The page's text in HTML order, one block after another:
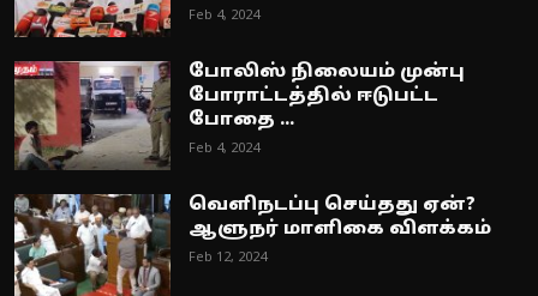
Feb 4, 2024
போலிஸ் நிலையம் முன்பு
போராட்டத்தில் ஈடுபட்ட
போதை ...
Feb 4, 2024
வெளிநடப்பு செய்தது ஏன்?
ஆளுநர் மாளிகை விளக்கம்
Feb 12, 2024